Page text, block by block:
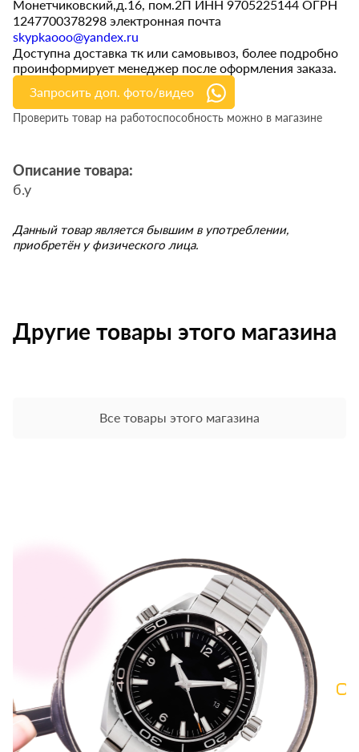
Монетчиковский,д.16, пом.2П ИНН 9705225144 ОГРН
1247700378298 электронная почта
skypkaooo@yandex.ru
Доступна доставка тк или самовывоз, более подробно
проинформирует менеджер после оформления заказа.
Запросить доп. фото/видео
Проверить товар на работоспособность можно в магазине
Описание товара:
б.у
Данный товар является бывшим в употреблении,
приобретён у физического лица.
Другие товары этого магазина
Все товары этого магазина